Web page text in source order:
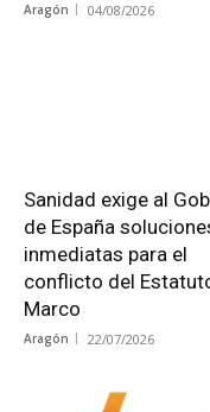
Aragón 04/08/2026
Sanidad exige al
de España
inmediatas para el
conflicto del
Marco
Aragón 22/07/2026